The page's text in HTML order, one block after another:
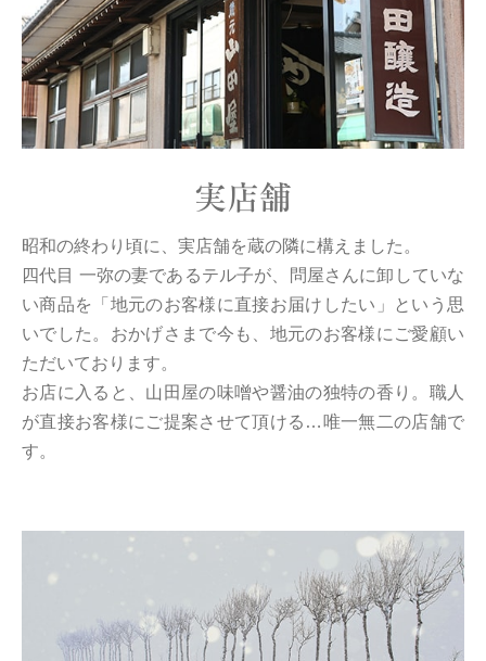
実店舗
昭和の終わり頃に、実店舗を蔵の隣に構えました。
四代目 一弥の妻であるテル子が、問屋さんに卸していな
い商品を「地元のお客様に直接お届けしたい」という思
いでした。おかげさまで今も、地元のお客様にご愛顧い
ただいております。
お店に入ると、山田屋の味噌や醤油の独特の香り。職人
が直接お客様にご提案させて頂ける…唯一無二の店舗で
す。